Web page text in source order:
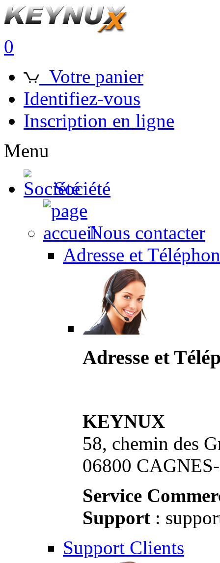
0
Votre panier
Identifiez-vous
Inscription en ligne
Menu
Société
Nous contacter
Adresse et
Adresse et
KEYNUX
58, chemin des
06800
Service
Support :
Support Clients